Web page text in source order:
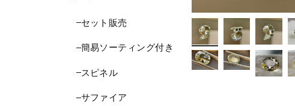
セット販売
簡易ソーティング付き
スピネル
サファイア